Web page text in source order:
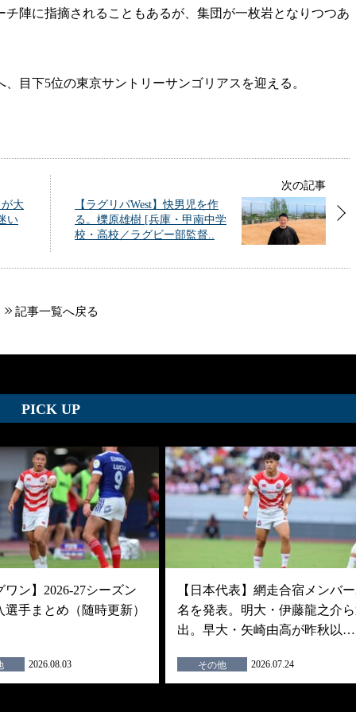
陣に指摘されることもあるが、集団が一枚岩となりつつあ
目下5位の東京サントリーサンゴリアスを迎える。
大
い
次の記事
【ラグリパWest】快男児を作
る。櫟原雄樹 [兵庫・甲南中学
校・高校／ラグビー部監督..
記事一覧へ戻る
PICK UP
ワン】2026-27シーズン
選手まとめ（随時更新）
2026.08.03
【日本代表】網走合宿メンバ
名を発表。明大・伊藤龍之介
出。早大・矢崎由高が昨秋以…
その他 2026.07.24